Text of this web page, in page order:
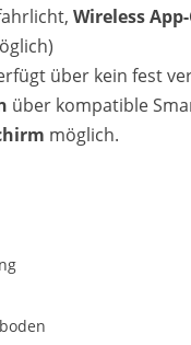
Wireless
über kein fest
über kompatible
möglich.